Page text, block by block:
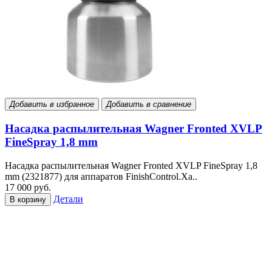
Добавить в избранное Добавить в сравнение
Насадка распылительная Wagner Fronted XVLP
FineSpray 1,8 mm
Насадка распылительная Wagner Fronted XVLP FineSpray 1,8
mm (2321877) для аппаратов FinishControl.Ха..
17 000 руб.
В корзину Детали